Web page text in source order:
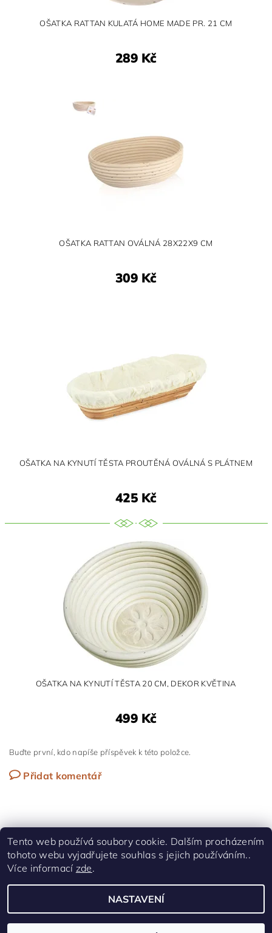
OŠATKA RATTAN KULATÁ HOME MADE PR. 21 CM
289 Kč
OŠATKA RATTAN OVÁLNÁ 28X22X9 CM
309 Kč
OŠATKA NA KYNUTÍ TĚSTA PROUTĚNÁ OVÁLNÁ S PLÁTNEM
425 Kč
OŠATKA NA KYNUTÍ TĚSTA 20 CM, DEKOR KVĚTINA
499 Kč
Buďte první, kdo napíše příspěvek k této položce.
Přidat komentář
Shoptet.cz Facebook
2026 © UPEČ SI, všechna práva vyhrazenaUpravit nastavení cookies
Tento web používá soubory cookie. Dalším procházením
tohoto webu vyjadřujete souhlas s jejich používáním..
Více informací zde.
NASTAVENÍ